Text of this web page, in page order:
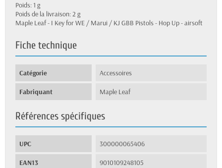
Poids: 1 g
Poids de la livraison: 2 g
Maple Leaf - I Key for WE / Marui / KJ GBB Pistols - Hop Up - airsoft
Fiche technique
Catégorie Accessoires
Fabriquant Maple Leaf
Références spécifiques
UPC 300000065406
EAN13 9010109248105